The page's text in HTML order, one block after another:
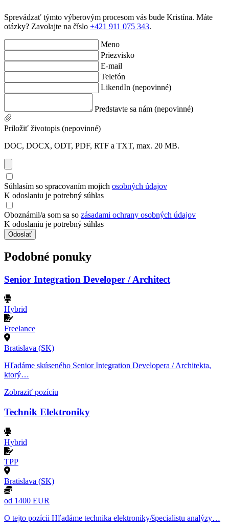
Sprevádzať týmto výberovým procesom vás bude Kristína. Máte
otázky? Zavolajte na číslo +421 911 075 343.
Meno
Priezvisko
E-mail
Telefón
LikendIn (nepovinné)
Predstavte sa nám (nepovinné)
Priložiť životopis (nepovinné)
DOC, DOCX, ODT, PDF, RTF a TXT, max. 20 MB.
Súhlasím so spracovaním mojich osobných údajov
K odoslaniu je potrebný súhlas
Oboznámil/a som sa so zásadami ochrany osobných údajov
K odoslaniu je potrebný súhlas
Odoslať
Podobné ponuky
Senior Integration Developer / Architect
Hybrid
Freelance
Bratislava (SK)
Hľadáme skúseného Senior Integration Developera / Architekta,
ktorý…
Zobraziť pozíciu
Technik Elektroniky
Hybrid
TPP
Bratislava (SK)
od 1400 EUR
O tejto pozícii Hľadáme technika elektroniky/špecialistu analýzy…